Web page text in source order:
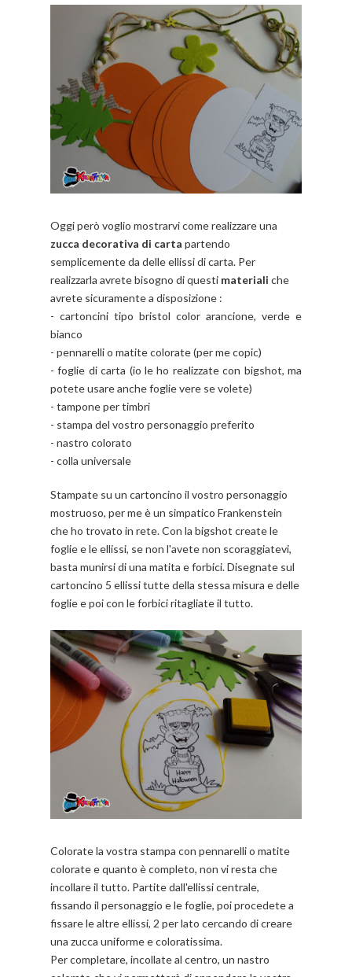
Oggi però voglio mostrarvi come realizzare una
zucca decorativa di carta partendo
semplicemente da delle ellissi di carta. Per
realizzarla avrete bisogno di questi materiali che
avrete sicuramente a disposizione :
- cartoncini tipo bristol color arancione, verde e
bianco
- pennarelli o matite colorate (per me copic)
- foglie di carta (io le ho realizzate con bigshot, ma
potete usare anche foglie vere se volete)
- tampone per timbri
- stampa del vostro personaggio preferito
- nastro colorato
- colla universale
Stampate su un cartoncino il vostro personaggio
mostruoso, per me è un simpatico Frankenstein
che ho trovato in rete. Con la bigshot create le
foglie e le ellissi, se non l'avete non scoraggiatevi,
basta munirsi di una matita e forbici. Disegnate sul
cartoncino 5 ellissi tutte della stessa misura e delle
foglie e poi con le forbici ritagliate il tutto.
Colorate la vostra stampa con pennarelli o matite
colorate e quanto è completo, non vi resta che
incollare il tutto. Partite dall'ellissi centrale,
fissando il personaggio e le foglie, poi procedete a
fissare le altre ellissi, 2 per lato cercando di creare
una zucca uniforme e coloratissima.
Per completare, incollate al centro, un nastro